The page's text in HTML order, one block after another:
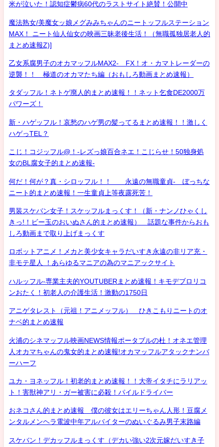
米が泣いた！認知症鬱病60代のラストサイト絶賛！公開中
魔法熟女/美魔女ッ娘メグみみちゃんのニートッフルステーション
MAX！ ニート仙人仙女の映画三昧老後生活！（無職孤独居老人的
まとめ速報Z)]
乙女系腐男子のオカマッフルMAX2- FX！オ・カマトレーダーの
逆襲！！ 極道のオカマたち編（おもしろ動画まとめ速報）
タダッフル！ネトゲ廃人的まとめ速報！！ネット乞食DE2000万
パワーズ！
新・ハゲッフル！哀愁のハゲ男の髪ってるまとめ速報！！激しく
ハゲっTEL？
こじ！コジッフル@！-レズっ娘百合ネエ！こじらせ！50独身処
女のBL腐女子的まとめ速報-
何だ！何が？真・シロッフル！！ 永遠の無職童貞- ぼっちな
ニート的まとめ速報！一生童貞上等夜露死苦！
男装スケバン女子！スケッフルまっくす！（新・ナンノひゃくし
きっ!！ビー玉のおいぬさん的まとめ速報） 話題な事件からおも
しろ動画まで取り上げまっくす
ロボットアニメ！メカと美少女キャラだいすき永遠の非リア充・
非モテ星人 ！あらゆるマニアの為のマニアックサイト
ハルッフル-専業主夫的YOUTUBERまとめ速報！キモデブロリコ
ンおたく！初老人の介護生活！激動の1750日
アニゲタレスト（元祖！アニメッフル） ひきこもりニートのオ
ナベ的まとめ速報
火浦のシネマッフル映画NEWS情報ポータブルの杜！オネエ管理
人オカマちゃんの鬼女的まとめ速報!オカマッフルアタックナンバ
ーハーフ
ユカ・ヨネッフル！初老的まとめ速報！！大帝イタチにラリアッ
ト！害獣神アリ・ガー被害に必殺！パイルドライバー
おネコさん的まとめ速報 僕の彼女はエリーちゃん人形！豆腐メ
ンタルメンヘラ電波中年アルバイターのぬいぐるみ男子末路編
スケバン！デカッフルまっくす（デカい強い2次元嫁だいすき子